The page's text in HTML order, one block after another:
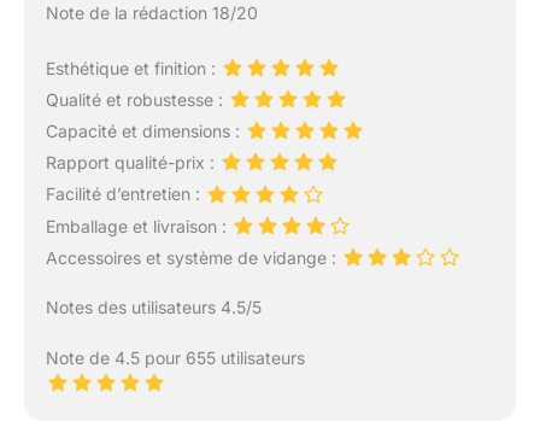
Note de la rédaction 18/20
Esthétique et finition :
Qualité et robustesse :
Capacité et dimensions :
Rapport qualité-prix :
Facilité d’entretien :
Emballage et livraison :
Accessoires et système de vidange :
Notes des utilisateurs 4.5/5
Note de 4.5 pour 655 utilisateurs